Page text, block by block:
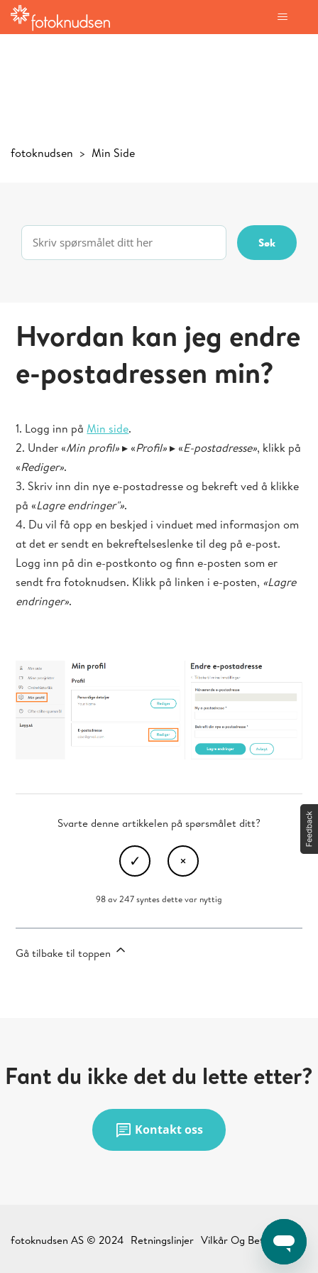
fotoknudsen Min Side
Hvordan kan jeg endre
e-postadressen min?
1. Logg inn på Min side.
2. Under «Min profil»▸ «Profil»▸ «E-postadresse», klikk på
«Rediger».
3. Skriv inn din nye e-postadresse og bekreft ved å klikke
på «Lagre endringer"».
4. Du vil få opp en beskjed i vinduet med informasjon om
at det er sendt en bekreftelseslenke til deg på e-post.
Logg inn på din e-postkonto og finn e-posten som er
sendt fra fotoknudsen. Klikk på linken i e-posten, «Lagre
endringer».
Svarte denne artikkelen på spørsmålet ditt?
98 av 247 syntes dette var nyttig
Gå tilbake til toppen
Fant du ikke det du lette etter?
chat Kontakt oss
fotoknudsen AS © 2024 Retningslinjer Vilkår Og Betingelser